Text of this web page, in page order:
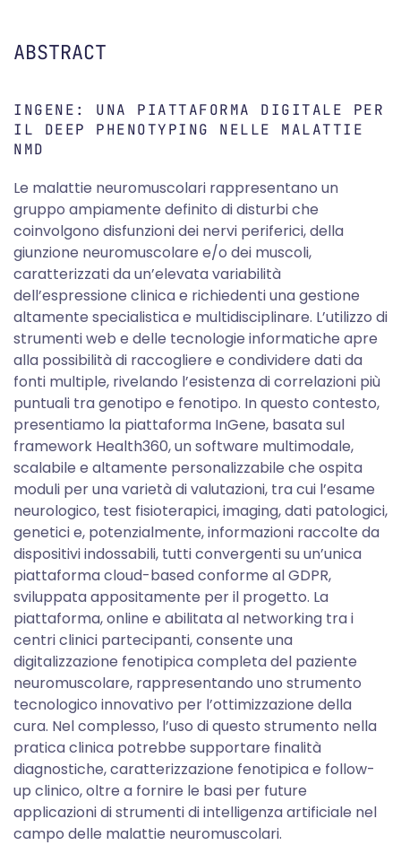
ABSTRACT
INGENE: UNA PIATTAFORMA DIGITALE PER
IL DEEP PHENOTYPING NELLE MALATTIE
NMD
Le malattie neuromuscolari rappresentano un
gruppo ampiamente definito di disturbi che
coinvolgono disfunzioni dei nervi periferici, della
giunzione neuromuscolare e/o dei muscoli,
caratterizzati da un’elevata variabilità
dell’espressione clinica e richiedenti una gestione
altamente specialistica e multidisciplinare. L’utilizzo di
strumenti web e delle tecnologie informatiche apre
alla possibilità di raccogliere e condividere dati da
fonti multiple, rivelando l’esistenza di correlazioni più
puntuali tra genotipo e fenotipo. In questo contesto,
presentiamo la piattaforma InGene, basata sul
framework Health360, un software multimodale,
scalabile e altamente personalizzabile che ospita
moduli per una varietà di valutazioni, tra cui l’esame
neurologico, test fisioterapici, imaging, dati patologici,
genetici e, potenzialmente, informazioni raccolte da
dispositivi indossabili, tutti convergenti su un’unica
piattaforma cloud-based conforme al GDPR,
sviluppata appositamente per il progetto. La
piattaforma, online e abilitata al networking tra i
centri clinici partecipanti, consente una
digitalizzazione fenotipica completa del paziente
neuromuscolare, rappresentando uno strumento
tecnologico innovativo per l’ottimizzazione della
cura. Nel complesso, l’uso di questo strumento nella
pratica clinica potrebbe supportare finalità
diagnostiche, caratterizzazione fenotipica e follow-
up clinico, oltre a fornire le basi per future
applicazioni di strumenti di intelligenza artificiale nel
campo delle malattie neuromuscolari.